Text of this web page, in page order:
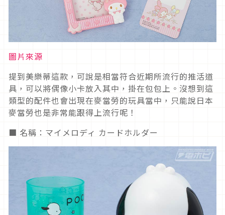
圖片來源
提到美樂蒂這款，可說是相當符合近期所流行的推活道
具，可以將偶像小卡放入其中，掛在包包上。沒想到這
類型的配件也會出現在麥當勞的玩具當中，只能說日本
麥當勞也是非常能跟得上流行呢！
■ 名稱：マイメロディ カードホルダー